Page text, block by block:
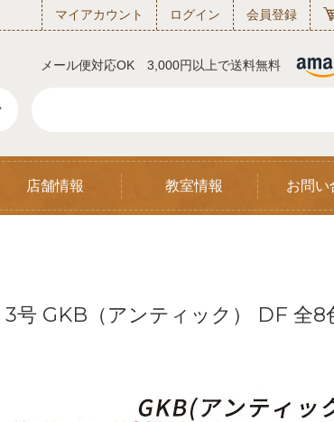
マイアカウント ログイン 会員登録
メール便対応OK 3,000円以上で送料無料
店舗情報 教室情報 お問い
3号 GKB（アンティック） DF 全